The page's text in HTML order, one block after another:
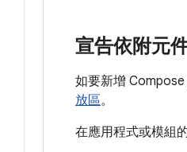
宣告依附元
如要新增
放區。
在應用程式或模組